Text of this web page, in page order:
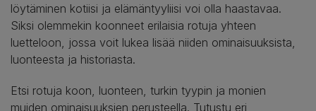
löytäminen kotiisi ja elämäntyyliisi voi olla haastavaa.
Siksi olemmekin koonneet erilaisia rotuja yhteen
luetteloon, jossa voit lukea lisää niiden ominaisuuksista,
luonteesta ja historiasta.
Etsi rotuja koon, luonteen, turkin tyypin ja monien
muiden ominaisuuksien perusteella. Tutustu eri